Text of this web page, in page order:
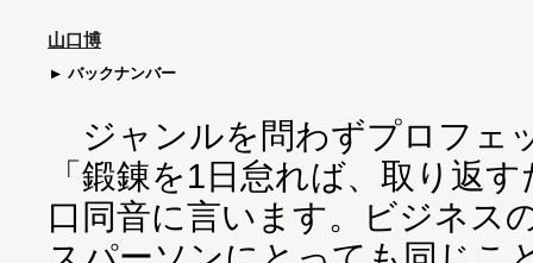
山口博
バックナンバー
ジャンルを問わずプロフェ
「鍛錬を1日怠れば、取り返
口同音に言います。ビジネス